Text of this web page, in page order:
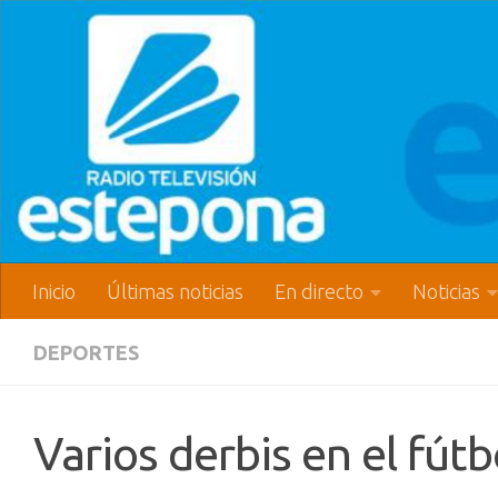
Inicio Últimas noticias En directo Noticias
DEPORTES
Varios derbis en el